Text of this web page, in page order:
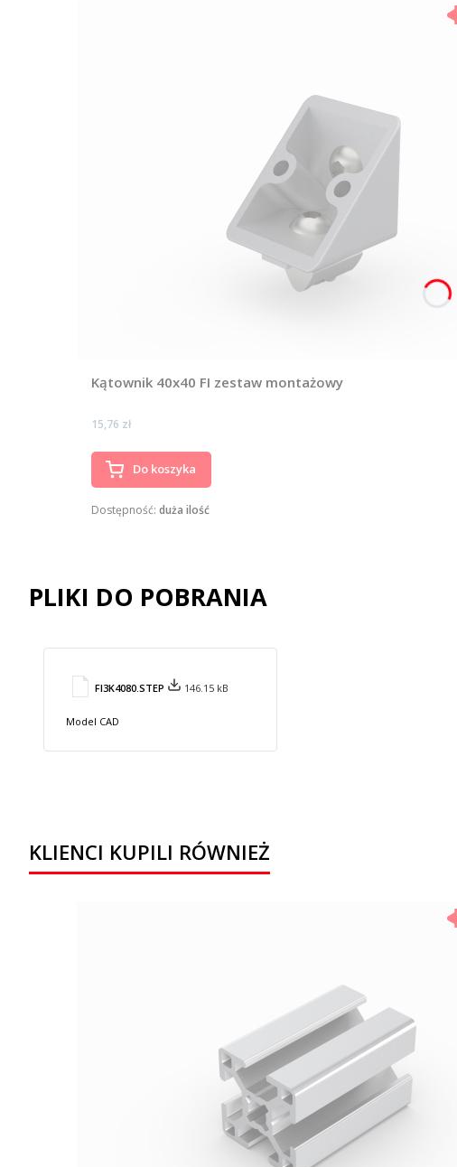
Kątownik 40x40 FI zestaw montażowy
Cena
15,76 zł
Do koszyka
Dostępność:duża ilość
PLIKI DO POBRANIA
FI3K4080.STEP 146.15 kB
Model CAD
KLIENCI KUPILI RÓWNIEŻ